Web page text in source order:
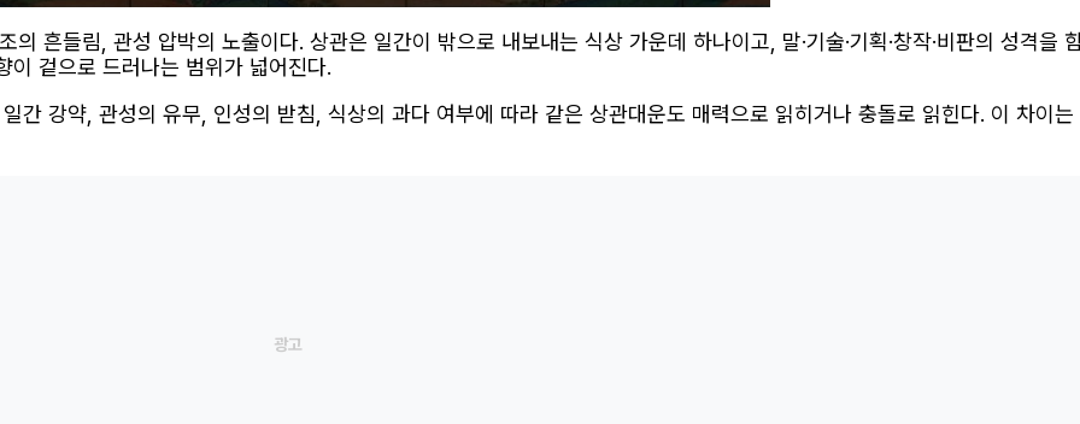
흔들림, 관성 압박의 노출이다. 상관은 일간이 밖으로 내보내는 식상 가운데 하나이고, 말·기술·기획·창작·비판의 성격을
겉으로 드러나는 범위가 넓어진다.
간 강약, 관성의 유무, 인성의 받침, 식상의 과다 여부에 따라 같은 상관대운도 매력으로 읽히거나 충돌로 읽힌다. 이 차이는